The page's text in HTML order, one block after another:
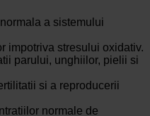
a sistemului
impotriva stresului oxidativ.
parului, unghiilor, pielii si
si a reproducerii
normale de